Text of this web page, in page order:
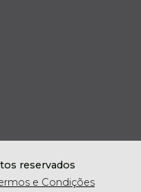
reservados
e Condições